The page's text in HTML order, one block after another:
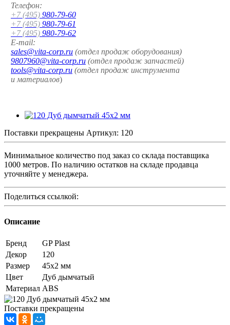
Телефон:
+7 (495) 980-79-60
+7 (495) 980-79-61
+7 (495) 980-79-62
E-mail:
sales@vita-corp.ru (отдел продаж оборудования)
9807960@vita-corp.ru (отдел продаж запчастей)
tools@vita-corp.ru (отдел продаж инструмента
и материалов)
Поставки прекращены Артикул: 120
Минимальное количество под заказ со склада поставщика
1000 метров. По наличию остатков на складе продавца
уточняйте у менеджера.
Поделиться ссылкой:
Описание
Бренд
GP Plast
Декор
120
Размер
45x2 мм
Цвет
Дуб дымчатый
Материал ABS
Поставки прекращены